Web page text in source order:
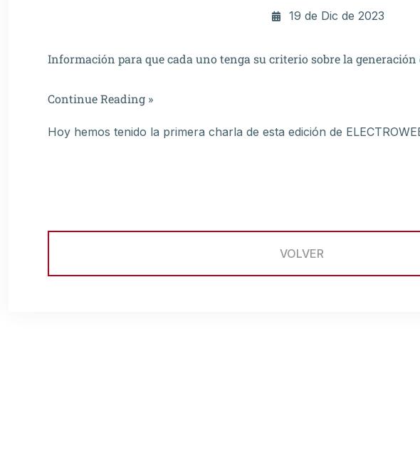
19 de Dic de 2023
Información para que cada uno tenga su criterio sobre la generación
Continue Reading »
Hoy hemos tenido la primera charla de esta edición de
VOLVER